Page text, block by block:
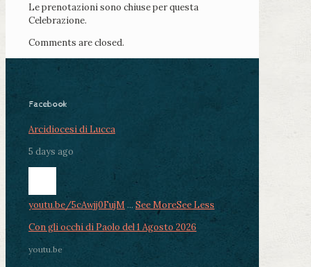
Le prenotazioni sono chiuse per questa
Celebrazione.
Comments are closed.
Facebook
Arcidiocesi di Lucca
5 days ago
youtu.be/5cAwjj0FujM ... See MoreSee Less
Con gli occhi di Paolo del 1 Agosto 2026
youtu.be